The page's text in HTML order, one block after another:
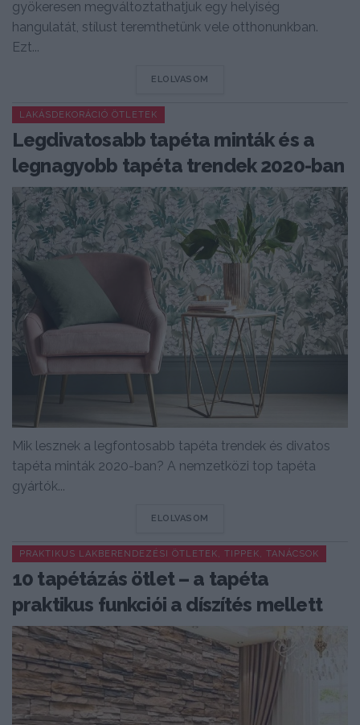
gyökeresen megváltoztathatjuk egy helyiség
hangulatát, stílust teremthetünk vele otthonunkban.
Ezt...
ELOLVASOM
LAKÁSDEKORÁCIÓ ÖTLETEK
Legdivatosabb tapéta minták és a
legnagyobb tapéta trendek 2020-ban
Mik lesznek a legfontosabb tapéta trendek és divatos
tapéta minták 2020-ban? A nemzetközi top tapéta
gyártók...
ELOLVASOM
PRAKTIKUS LAKBERENDEZÉSI ÖTLETEK, TIPPEK, TANÁCSOK
10 tapétázás ötlet – a tapéta
praktikus funkciói a díszítés mellett